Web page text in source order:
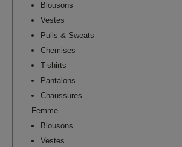
Blousons
Vestes
Pulls & Sweats
Chemises
T-shirts
Pantalons
Chaussures
Femme
Blousons
Vestes